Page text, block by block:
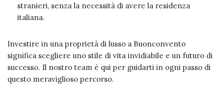
stranieri, senza la necessità di avere la residenza
italiana.
Investire in una proprietà di lusso a Buonconvento
significa scegliere uno stile di vita invidiabile e un futuro di
successo. Il nostro team è qui per guidarti in ogni passo di
questo meraviglioso percorso.